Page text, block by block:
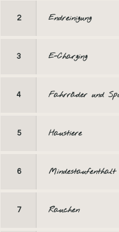
2 Endreinigung
3 E-Charging
4 Fahrräder und
5 Haustiere
6 Mindestaufenthalt
7 Rauchen